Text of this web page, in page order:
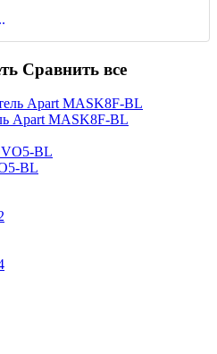
Сравнить все
Apart MASK8F-BL
BL